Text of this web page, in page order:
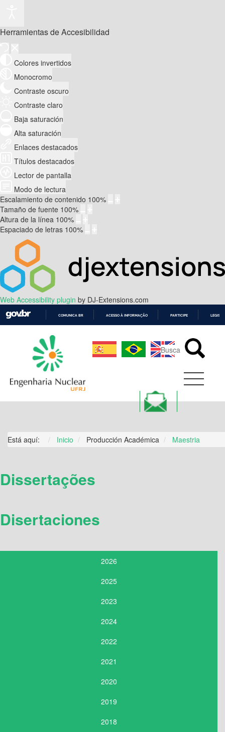
Herramientas de Accesibilidad
Colores invertidos
Monocromo
Contraste oscuro
Contraste claro
Baja saturación
Alta saturación
Enlaces destacados
Títulos destacados
Lector de pantalla
Modo de lectura
Escalamiento de contenido 100%
Tamaño de fuente 100%
Altura de la línea 100%
Espaciado de letras 100%
Web Accessibility plugin by DJ-Extensions.com
CONTEÚDO
COMUNICA BR ACESSO À INFORMAÇÃO PARTICIPE
Está aquí: Inicio Producción Académica Maestria
Dissertações
Disertaciones
2026
2025
2023
2024
2022
2021
2020
2019
2018